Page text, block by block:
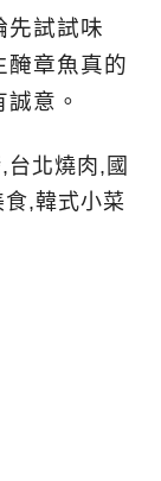
先試試味
醃章魚真的
意。